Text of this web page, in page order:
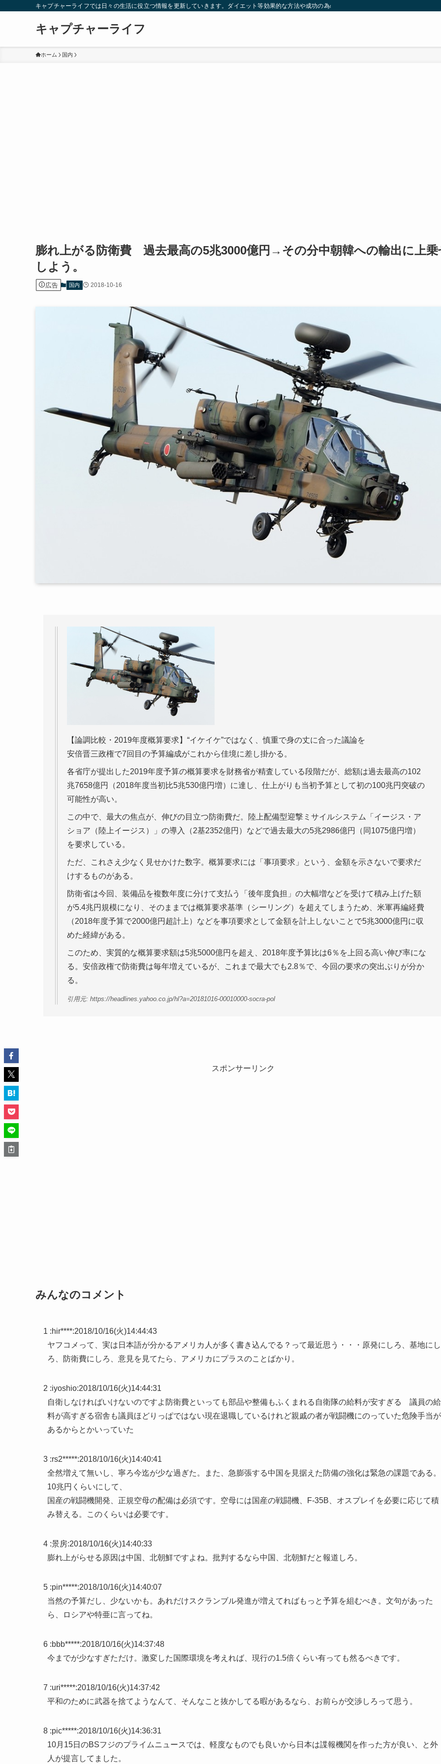
キャプチャーライフでは日々の生活に役立つ情報を更新していきます。ダイエット等効果的な方法や成功の為の秘訣等。太ったり悩んでいる方々が
キャプチャーライフ
ホーム 国内
膨れ上がる防衛費 過去最高の5兆3000億円→その分中朝韓への輸出に上乗
しよう。
広告 国内 2018-10-16
【論調比較・2019年度概算要求】“イケイケ”ではなく、慎重で身の丈に合った議論を
安倍晋三政権で7回目の予算編成がこれから佳境に差し掛かる。
各省庁が提出した2019年度予算の概算要求を財務省が精査している段階だが、総額は過去最高の102
兆7658億円（2018年度当初比5兆530億円増）に達し、仕上がりも当初予算として初の100兆円突破の
可能性が高い。
この中で、最大の焦点が、伸びの目立つ防衛費だ。陸上配備型迎撃ミサイルシステム「イージス・ア
ショア（陸上イージス）」の導入（2基2352億円）などで過去最大の5兆2986億円（同1075億円増）
を要求している。
ただ、これさえ少なく見せかけた数字。概算要求には「事項要求」という、金額を示さないで要求だ
けするものがある。
防衛省は今回、装備品を複数年度に分けて支払う「後年度負担」の大幅増などを受けて積み上げた額
が5.4兆円規模になり、そのままでは概算要求基準（シーリング）を超えてしまうため、米軍再編経費
（2018年度予算で2000億円超計上）などを事項要求として金額を計上しないことで5兆3000億円に収
めた経緯がある。
このため、実質的な概算要求額は5兆5000億円を超え、2018年度予算比は6％を上回る高い伸び率にな
る。安倍政権で防衛費は毎年増えているが、これまで最大でも2.8％で、今回の要求の突出ぶりが分か
る。
引用元: https://headlines.yahoo.co.jp/hl?a=20181016-00010000-socra-pol
スポンサーリンク
みんなのコメント
1 :hir****:2018/10/16(火)14:44:43
ヤフコメって、実は日本語が分かるアメリカ人が多く書き込んでる？って最近思う・・・原発にしろ、基地にし
ろ、防衛費にしろ、意見を見てたら、アメリカにプラスのことばかり。
2 :iyoshio:2018/10/16(火)14:44:31
自衛しなければいけないのですよ防衛費といっても部品や整備もふくまれる自衛隊の給料が安すぎる 議員の給
料が高すぎる宿舎も議員ほどりっぱではない現在退職しているけれど親戚の者が戦闘機にのっていた危険手当が
あるからとかいっていた
3 :rs2*****:2018/10/16(火)14:40:41
全然増えて無いし、寧ろ今迄が少な過ぎた。また、急膨張する中国を見据えた防備の強化は緊急の課題である。
10兆円くらいにして、
国産の戦闘機開発、正規空母の配備は必須です。空母には国産の戦闘機、F-35B、オスプレイを必要に応じて積
み替える。このくらいは必要です。
4 :景房:2018/10/16(火)14:40:33
膨れ上がらせる原因は中国、北朝鮮ですよね。批判するなら中国、北朝鮮だと報道しろ。
5 :pin*****:2018/10/16(火)14:40:07
当然の予算だし、少ないかも。あれだけスクランブル発進が増えてればもっと予算を組むべき。文句があった
ら、ロシアや特亜に言ってね。
6 :bbb*****:2018/10/16(火)14:37:48
今までが少なすぎただけ。激変した国際環境を考えれば、現行の1.5倍くらい有っても然るべきです。
7 :uri*****:2018/10/16(火)14:37:42
平和のために武器を捨てようなんて、そんなこと抜かしてる暇があるなら、お前らが交渉しろって思う。
8 :pic*****:2018/10/16(火)14:36:31
10月15日のBSフジのプライムニュースでは、軽度なものでも良いから日本は諜報機関を作った方が良い、と外
人が提言してました。